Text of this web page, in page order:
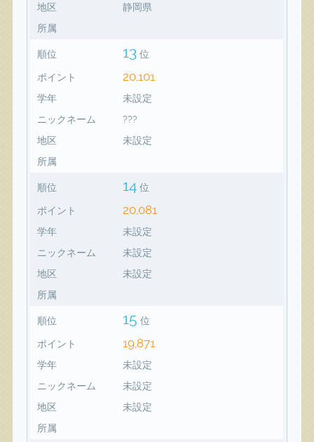
地区
静岡県
所属
順位 13 位
ポイント 20,101
学年
未設定
ニックネーム
???
地区
未設定
所属
順位 14 位
ポイント 20,081
学年
未設定
ニックネーム
未設定
地区
未設定
所属
順位 15 位
ポイント 19,871
学年
未設定
ニックネーム
未設定
地区
未設定
所属